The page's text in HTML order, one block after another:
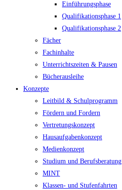
Einführungsphase
Qualifikationsphase 1
Qualifikationsphase 2
Fächer
Fachinhalte
Unterrichtszeiten & Pausen
Bücherausleihe
Konzepte
Leitbild & Schulprogramm
Fördern und Fordern
Vertretungskonzept
Hausaufgabenkonzept
Medienkonzept
Studium und Berufsberatung
MINT
Klassen- und Stufenfahrten